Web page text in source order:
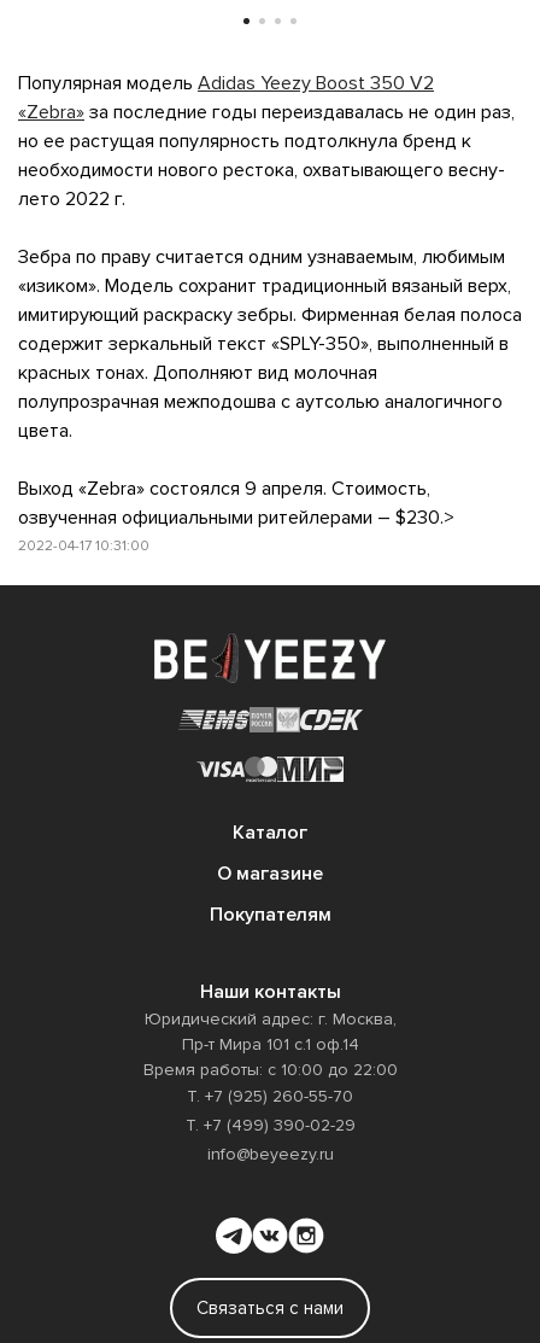
Популярная модель Adidas Yeezy Boost 350 V2
«Zebra» за последние годы переиздавалась не один раз,
но ее растущая популярность подтолкнула бренд к
необходимости нового рестока, охватывающего весну-
лето 2022 г.
Зебра по праву считается одним узнаваемым, любимым
«изиком». Модель сохранит традиционный вязаный верх,
имитирующий раскраску зебры. Фирменная белая полоса
содержит зеркальный текст «SPLY-350», выполненный в
красных тонах. Дополняют вид молочная
полупрозрачная межподошва с аутсолью аналогичного
цвета.
Выход «Zebra» состоялся 9 апреля. Стоимость,
озвученная официальными ритейлерами – $230.>
2022-04-17 10:31:00
Каталог
О магазине
Покупателям
Наши контакты
Юридический адрес: г. Москва,
Пр-т Мира 101 с.1 оф.14
Время работы: с 10:00 до 22:00
Т. +7 (925) 260-55-70
Т. +7 (499) 390-02-29
info@beyeezy.ru
Связаться с нами